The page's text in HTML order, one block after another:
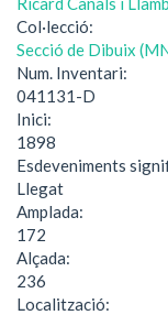
Col·lecció:
Secció de Dibuix
Num. Inventari:
041131-D
Inici:
1898
Esdeveniments
Llegat
Amplada:
172
Alçada:
236
Localització: